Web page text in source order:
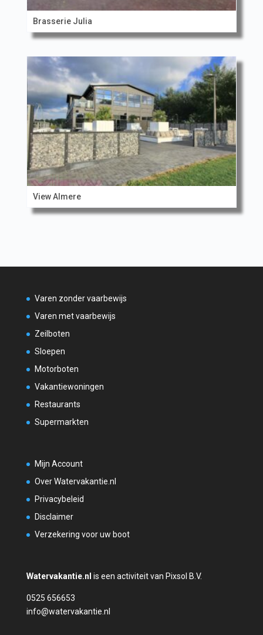
Brasserie Julia
View Almere
Varen zonder vaarbewijs
Varen met vaarbewijs
Zeilboten
Sloepen
Motorboten
Vakantiewoningen
Restaurants
Supermarkten
Mijn Account
Over Watervakantie.nl
Privacybeleid
Disclaimer
Verzekering voor uw boot
Watervakantie.nl is een activiteit van Pixsol B.V.
0525 656653
info@watervakantie.nl